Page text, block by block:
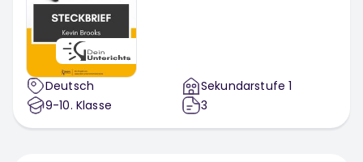
Deutsch
9-10. Klasse
Sekundarstufe 1
3